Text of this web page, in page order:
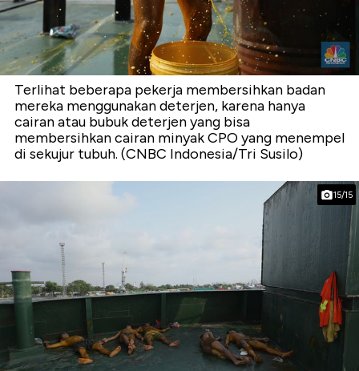
Terlihat beberapa pekerja membersihkan badan
mereka menggunakan deterjen, karena hanya
cairan atau bubuk deterjen yang bisa
membersihkan cairan minyak CPO yang menempel
di sekujur tubuh. (CNBC Indonesia/Tri Susilo)
15/15